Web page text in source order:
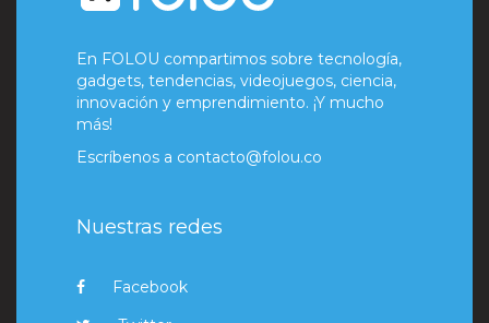
En FOLOU compartimos sobre tecnología,
gadgets, tendencias, videojuegos, ciencia,
innovación y emprendimiento. ¡Y mucho
más!
Escríbenos a contacto@folou.co
Nuestras redes
Facebook